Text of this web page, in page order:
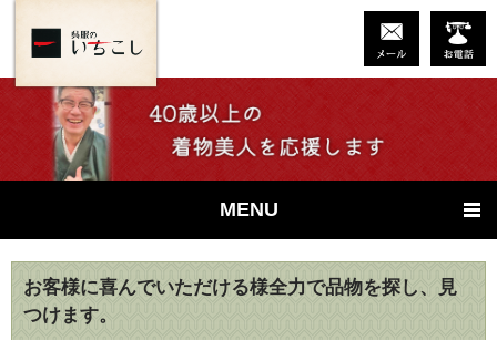
MENU
お客様に喜んでいただける様全力で品物を探し、見
つけます。